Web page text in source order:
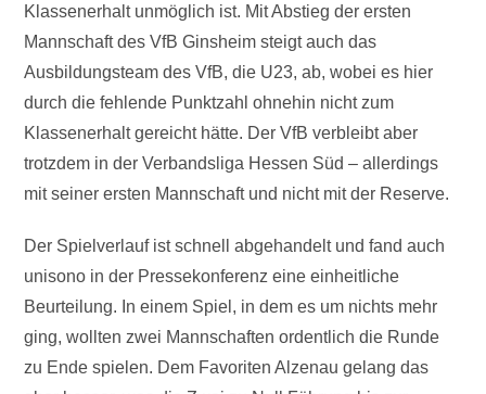
Klassenerhalt unmöglich ist. Mit Abstieg der ersten
Mannschaft des VfB Ginsheim steigt auch das
Ausbildungsteam des VfB, die U23, ab, wobei es hier
durch die fehlende Punktzahl ohnehin nicht zum
Klassenerhalt gereicht hätte. Der VfB verbleibt aber
trotzdem in der Verbandsliga Hessen Süd – allerdings
mit seiner ersten Mannschaft und nicht mit der Reserve.
Der Spielverlauf ist schnell abgehandelt und fand auch
unisono in der Pressekonferenz eine einheitliche
Beurteilung. In einem Spiel, in dem es um nichts mehr
ging, wollten zwei Mannschaften ordentlich die Runde
zu Ende spielen. Dem Favoriten Alzenau gelang das